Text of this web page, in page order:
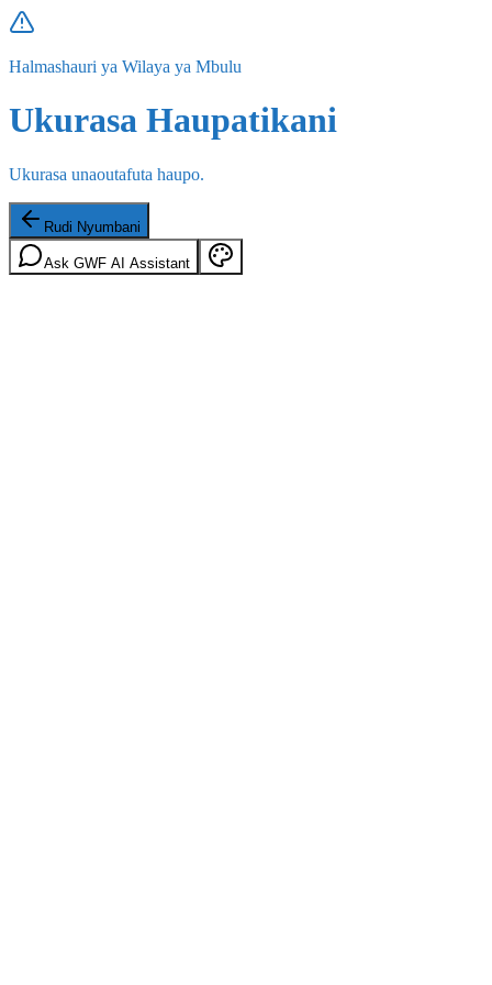
Halmashauri ya Wilaya ya Mbulu
Ukurasa Haupatikani
Ukurasa unaoutafuta haupo.
Rudi Nyumbani
Ask GWF AI Assistant